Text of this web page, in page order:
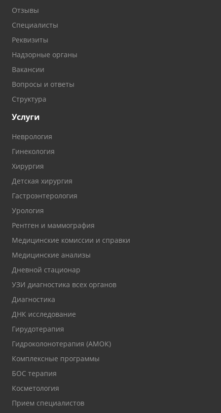
Отзывы
Специалисты
Реквизиты
Надзорные органы
Вакансии
Вопросы и ответы
Структура
Услуги
Неврология
Гинекология
Хирургия
Детская хирургия
Гастроэнтерология
Урология
Рентген и маммография
Медицинские комиссии и справки
Медицинские анализы
Дневной стационар
УЗИ диагностика всех органов
Диагностика
ДНК исследование
Гирудотерапия
Гидроколонотерапия (АМОК)
Комплексные программы
БОС терапия
Косметология
Прием специалистов